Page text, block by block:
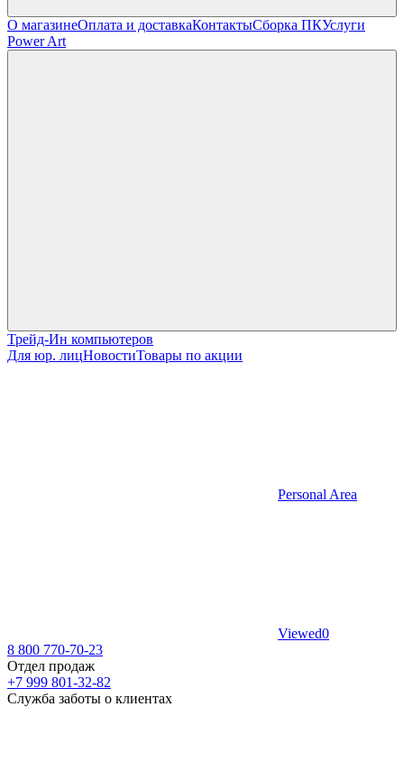
О магазинеОплата и доставкаКонтактыСборка ПКУслуги
Power Art
Трейд-Ин компьютеров
Для юр. лицНовостиТовары по акции
Personal Area
Viewed0
8 800 770-70-23
Отдел продаж
+7 999 801-32-82
Служба заботы о клиентах